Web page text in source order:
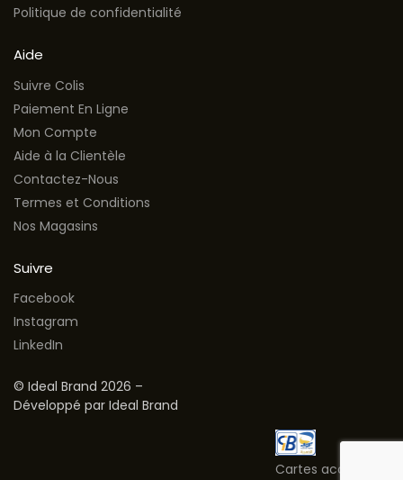
Politique de confidentialité
Aide
Suivre Colis
Paiement En Ligne
Mon Compte
Aide à la Clientèle
Contactez-Nous
Termes et Conditions
Nos Magasins
Suivre
Facebook
Instagram
LinkedIn
© Ideal Brand 2026 –
Développé par Ideal Brand
Cartes acceptées